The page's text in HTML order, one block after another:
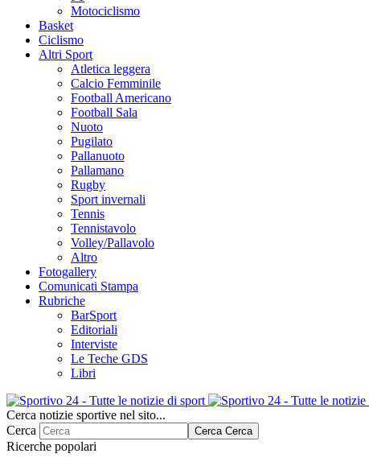
Motociclismo
Basket
Ciclismo
Altri Sport
Atletica leggera
Calcio Femminile
Football Americano
Football Sala
Nuoto
Pugilato
Pallanuoto
Pallamano
Rugby
Sport invernali
Tennis
Tennistavolo
Volley/Pallavolo
Altro
Fotogallery
Comunicati Stampa
Rubriche
BarSport
Editoriali
Interviste
Le Teche GDS
Libri
Cerca notizie sportive nel sito...
Cerca
Cerca Cerca
Ricerche popolari